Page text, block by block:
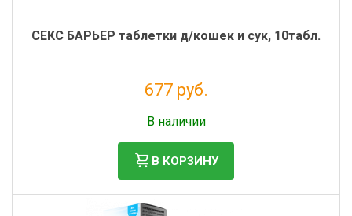
СЕКС БАРЬЕР таблетки д/кошек и сук, 10табл.
677 руб.
В наличии
В КОРЗИНУ